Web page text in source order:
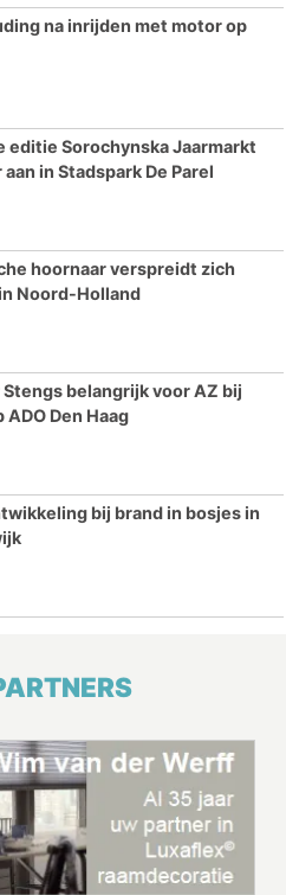
na inrijden met motor op
editie Sorochynska Jaarmarkt
in Stadspark De Parel
hoornaar verspreidt zich
Noord-Holland
Stengs belangrijk voor AZ bij
ADO Den Haag
bij brand in bosjes in